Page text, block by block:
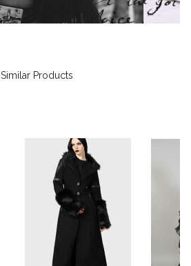
Similar Products